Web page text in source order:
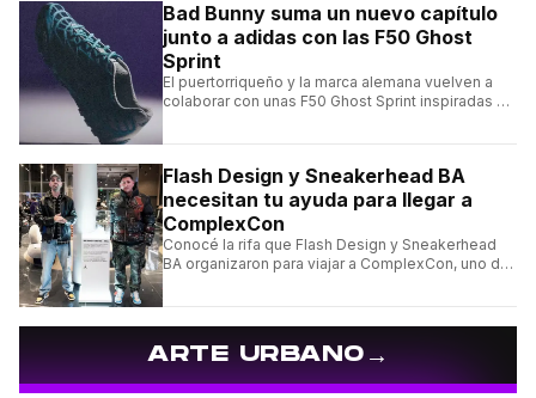
Bad Bunny suma un nuevo capítulo
junto a adidas con las F50 Ghost
Sprint
El puertorriqueño y la marca alemana vuelven a
colaborar con unas F50 Ghost Sprint inspiradas en
Flash Design y Sneakerhead BA
necesitan tu ayuda para llegar a
ComplexCon
Conocé la rifa que Flash Design y Sneakerhead
BA organizaron para viajar a ComplexCon, uno de
ARTE URBANO→